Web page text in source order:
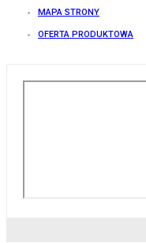
MAPA STRONY
OFERTA PRODUKTOWA